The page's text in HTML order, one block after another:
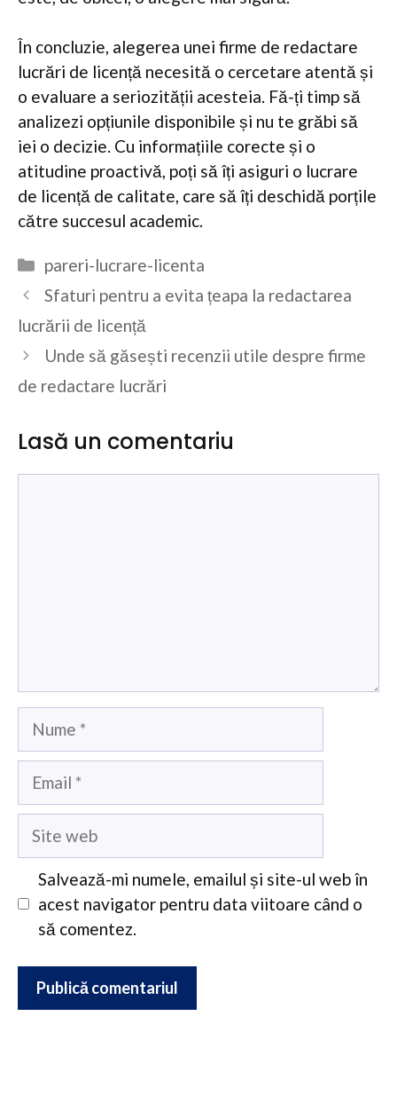
În concluzie, alegerea unei firme de redactare
lucrări de licență necesită o cercetare atentă și
o evaluare a seriozității acesteia. Fă-ți timp să
analizezi opțiunile disponibile și nu te grăbi să
iei o decizie. Cu informațiile corecte și o
atitudine proactivă, poți să îți asiguri o lucrare
de licență de calitate, care să îți deschidă porțile
către succesul academic.
Categorii
pareri-lucrare-licenta
Sfaturi pentru a evita țeapa la redactarea
lucrării de licență
Unde să găsești recenzii utile despre firme
de redactare lucrări
Lasă un comentariu
web
Salvează-mi numele, emailul și site-ul web în
acest navigator pentru data viitoare când o
să comentez.